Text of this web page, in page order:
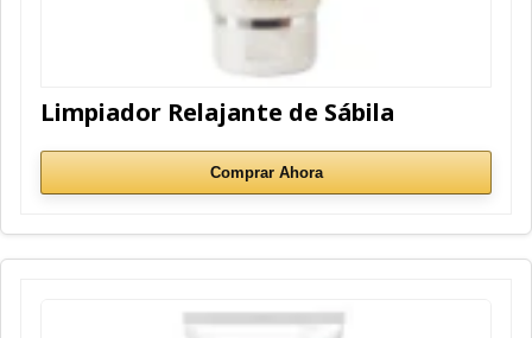
Limpiador Relajante de Sábila
Comprar Ahora